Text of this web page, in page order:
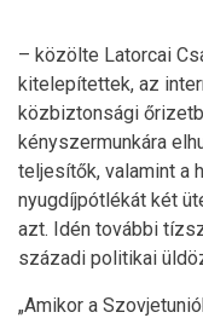
– közölte Latorcai
kitelepítettek, az
közbiztonsági
kényszermunkára
teljesítők, valamint a
nyugdíjpótlékát két
azt. Idén további
századi politikai
„Amikor a